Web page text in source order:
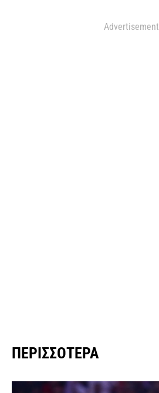
Advertisement
ΠΕΡΙΣΣΌΤΕΡΑ